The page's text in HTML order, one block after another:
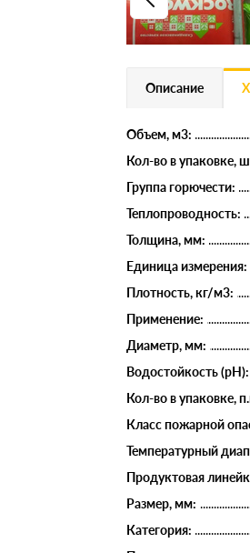
Описание
Объем, м3:
Кол-во в упаковке,
Группа горючести:
Теплопроводность:
Толщина, мм:
Единица измерения:
Плотность, кг/м3:
Применение:
Диаметр, мм:
Водостойкость (рН):
Кол-во в упаковке,
Класс пожарной
Температурный
Продуктовая
Размер, мм:
Категория: